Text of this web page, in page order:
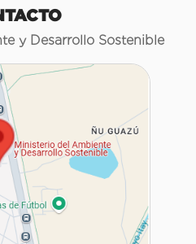
y Desarrollo Sostenible